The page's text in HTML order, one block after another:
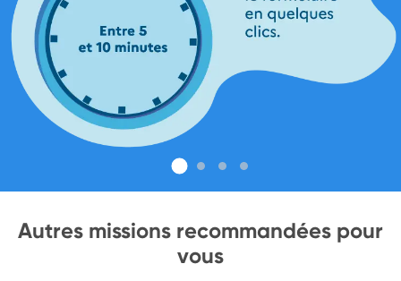
Autres missions recommandées pour
vous